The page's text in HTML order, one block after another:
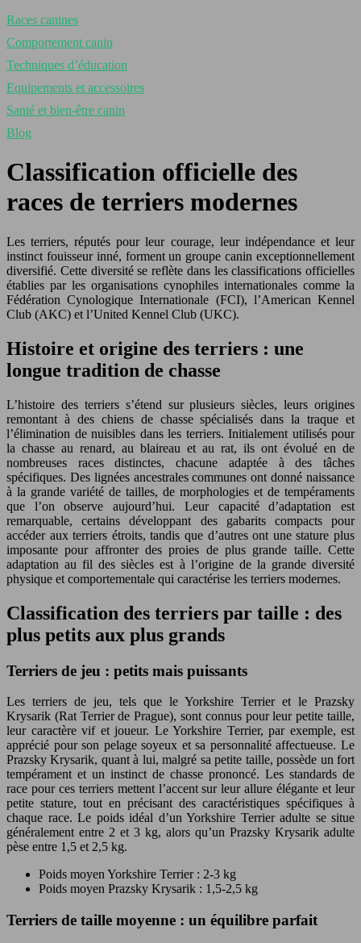
Races canines
Comportement canin
Techniques d’éducation
Equipements et accessoires
Santé et bien-être canin
Blog
Classification officielle des
races de terriers modernes
Les terriers, réputés pour leur courage, leur indépendance et leur
instinct fouisseur inné, forment un groupe canin exceptionnellement
diversifié. Cette diversité se reflète dans les classifications officielles
établies par les organisations cynophiles internationales comme la
Fédération Cynologique Internationale (FCI), l’American Kennel
Club (AKC) et l’United Kennel Club (UKC).
Histoire et origine des terriers : une
longue tradition de chasse
L’histoire des terriers s’étend sur plusieurs siècles, leurs origines
remontant à des chiens de chasse spécialisés dans la traque et
l’élimination de nuisibles dans les terriers. Initialement utilisés pour
la chasse au renard, au blaireau et au rat, ils ont évolué en de
nombreuses races distinctes, chacune adaptée à des tâches
spécifiques. Des lignées ancestrales communes ont donné naissance
à la grande variété de tailles, de morphologies et de tempéraments
que l’on observe aujourd’hui. Leur capacité d’adaptation est
remarquable, certains développant des gabarits compacts pour
accéder aux terriers étroits, tandis que d’autres ont une stature plus
imposante pour affronter des proies de plus grande taille. Cette
adaptation au fil des siècles est à l’origine de la grande diversité
physique et comportementale qui caractérise les terriers modernes.
Classification des terriers par taille : des
plus petits aux plus grands
Terriers de jeu : petits mais puissants
Les terriers de jeu, tels que le Yorkshire Terrier et le Prazsky
Krysarik (Rat Terrier de Prague), sont connus pour leur petite taille,
leur caractère vif et joueur. Le Yorkshire Terrier, par exemple, est
apprécié pour son pelage soyeux et sa personnalité affectueuse. Le
Prazsky Krysarik, quant à lui, malgré sa petite taille, possède un fort
tempérament et un instinct de chasse prononcé. Les standards de
race pour ces terriers mettent l’accent sur leur allure élégante et leur
petite stature, tout en précisant des caractéristiques spécifiques à
chaque race. Le poids idéal d’un Yorkshire Terrier adulte se situe
généralement entre 2 et 3 kg, alors qu’un Prazsky Krysarik adulte
pèse entre 1,5 et 2,5 kg.
Poids moyen Yorkshire Terrier : 2-3 kg
Poids moyen Prazsky Krysarik : 1,5-2,5 kg
Terriers de taille moyenne : un équilibre parfait